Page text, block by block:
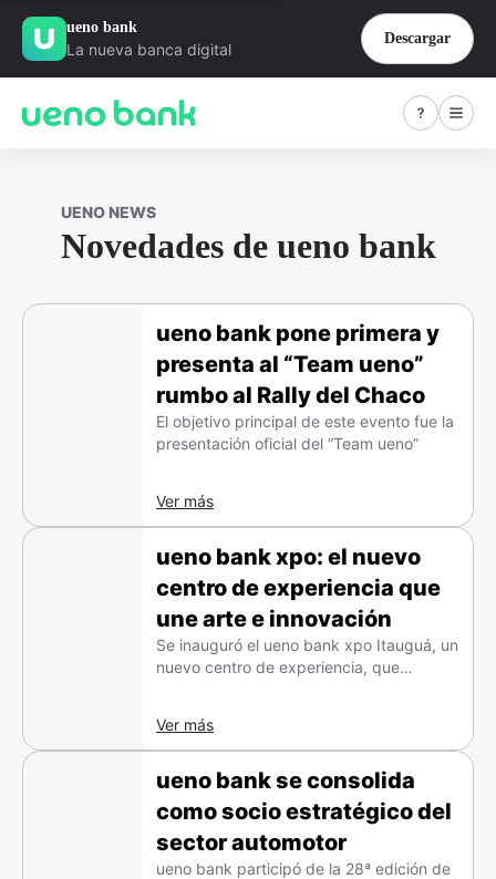
ueno bank
La nueva banca digital
Descargar
UENO NEWS
Novedades de ueno bank
ueno bank pone primera y
presenta al “Team ueno”
rumbo al Rally del Chaco
El objetivo principal de este evento fue la
presentación oficial del “Team ueno”
Ver más
ueno bank xpo: el nuevo
centro de experiencia que
une arte e innovación
Se inauguró el ueno bank xpo Itauguá, un
nuevo centro de experiencia, que
Ver más
ueno bank se consolida
como socio estratégico del
sector automotor
ueno bank participó de la 28ª edición de